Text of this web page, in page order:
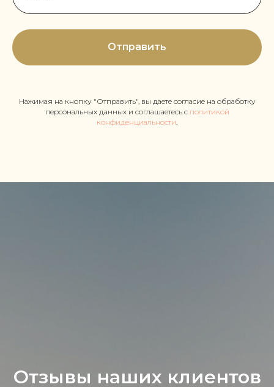
Отправить
Нажимая на кнопку "Отправить", вы даете согласие на обработку
персональных данных и соглашаетесь c политикой
конфиденциальности.
Отзывы наших клиентов